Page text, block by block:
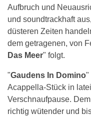
Aufbruch und
und soundtrackhaft
düsteren Zeiten
dem getragenen, von
Das Meer" folgt.
"Gaudens In Domino"
Acappella-Stück in
Verschnaufpause.
richtig wütender und